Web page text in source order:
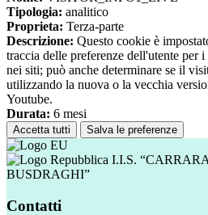
Tipologia: analitico
Proprieta: Terza-parte
Descrizione: Questo cookie è
traccia delle preferenze dell'utente per
nei siti; può anche determinare se il
utilizzando la nuova o la vecchia
Youtube.
Durata: 6 mesi
Accetta tutti Salva le preferenze
I.I.S.
BUSDRAGHI”
Contatti